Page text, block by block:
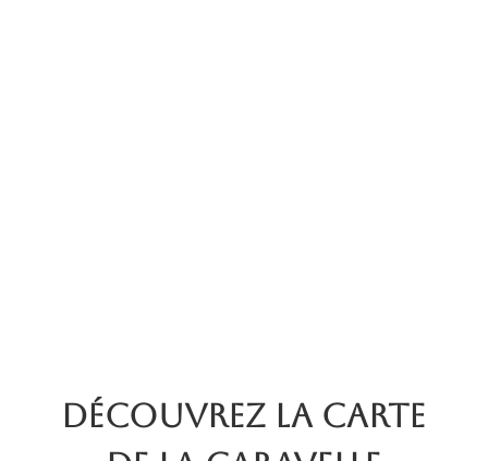
Découvrez la carte